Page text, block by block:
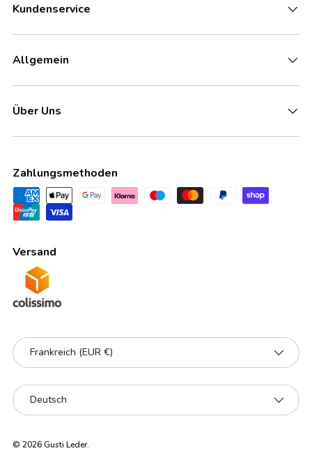
Kundenservice
Allgemein
Über Uns
Zahlungsmethoden
Versand
Land/Region
Frankreich (EUR €)
Sprache
Deutsch
© 2026Gusti Leder.